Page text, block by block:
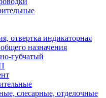
отвертка индикаторная
назначения
губчатый
слесарные, отделочные